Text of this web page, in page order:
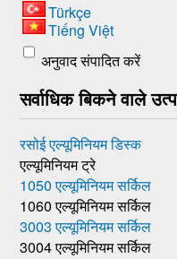
Türkçe
Tiếng Việt
अनुवाद संपादित करें
सर्वाधिक बिकने वाले
रसोई एल्यूमिनियम डिस्क
एल्यूमिनियम ट्रे
1050 एल्यूमिनियम सर्किल
1060 एल्यूमिनियम सर्किल
3003 एल्यूमिनियम सर्किल
3004 एल्यूमिनियम सर्किल